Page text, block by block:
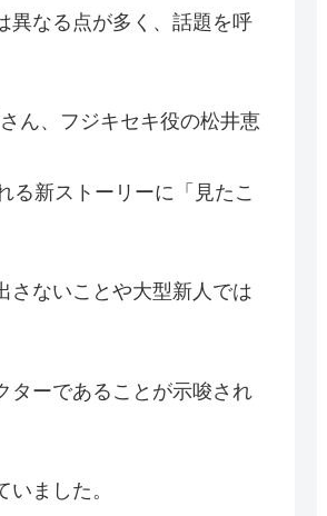
異なる点が多く、話題を呼
ん、フジキセキ役の松井恵
る新ストーリーに「見たこ
さないことや大型新人では
ターであることが示唆され
ました。